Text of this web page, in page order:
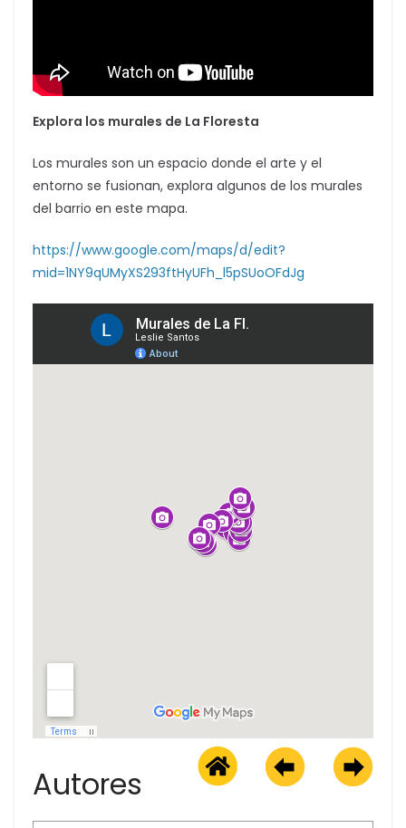
Explora los murales de La Floresta
Los murales son un espacio donde el arte y el
entorno se fusionan, explora algunos de los murales
del barrio en este mapa.
https://www.google.com/maps/d/edit?
mid=1NY9qUMyXS293ftHyUFh_l5pSUoOFdJg
Autores